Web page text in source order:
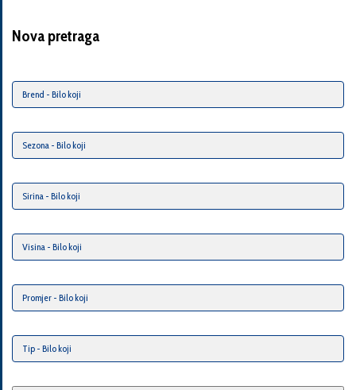
Nova pretraga